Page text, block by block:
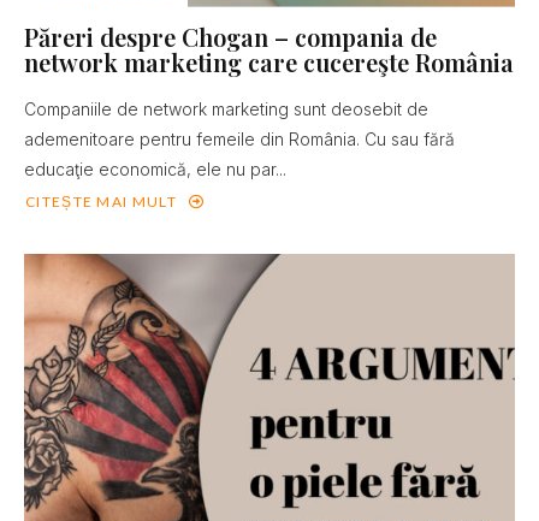
Păreri despre Chogan – compania de
network marketing care cucereşte România
Companiile de network marketing sunt deosebit de
ademenitoare pentru femeile din România. Cu sau fără
educaţie economică, ele nu par...
CITEȘTE MAI MULT